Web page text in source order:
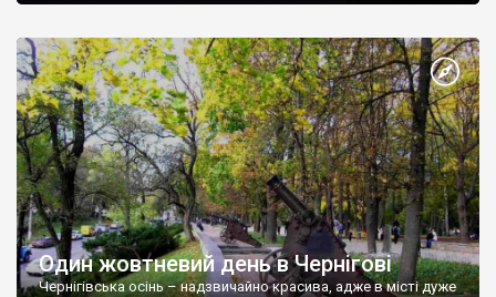
Один жовтневий день в Чернігові
Чернігівська осінь – надзвичайно красива, адже в місті дуже